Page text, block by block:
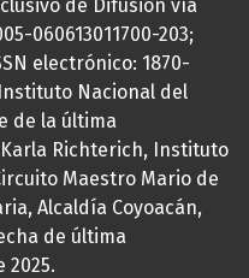
de Difusión vía
060613011700-203;
electrónico: 1870-
Nacional del
de la última
Richterich, Instituto
Maestro Mario de
Alcaldía Coyoacán,
de última
2025.